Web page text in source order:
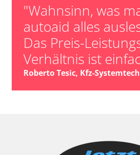
"Wahnsinn, was
autoaid alles
Das Preis-
Verhältnis ist
Roberto Tesic, Kfz-